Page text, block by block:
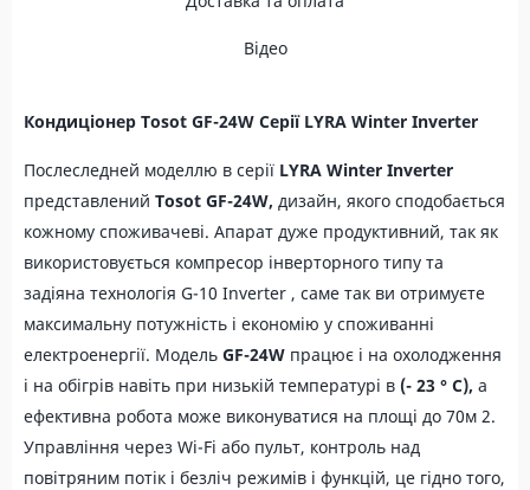
Відео
Кондиціонер Tosot GF-24W Серії LYRA Winter Inverter
Послеследней моделлю в серії LYRA Winter Inverter
представлений Tosot GF-24W, дизайн, якого сподобається
кожному споживачеві. Апарат дуже продуктивний, так як
використовується компресор інверторного типу та
задіяна технологія G-10 Inverter , саме так ви отримуєте
максимальну потужність і економію у споживанні
електроенергії. Модель GF-24W працює і на охолодження
і на обігрів навіть при низькій температурі в (- 23 ° C), а
ефективна робота може виконуватися на площі до 70м 2.
Управління через Wi-Fi або пульт, контроль над
повітряним потік і безліч режимів і функцій, це гідно того,